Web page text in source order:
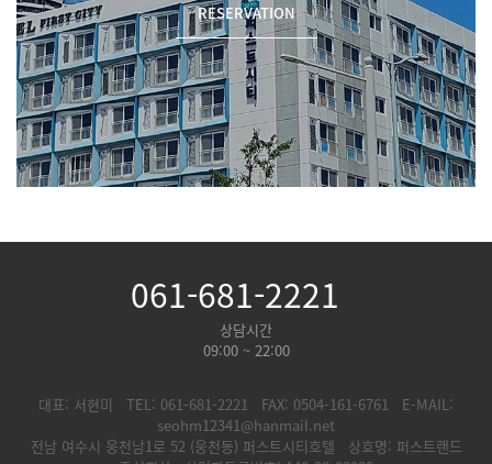
RESERVATION
061-681-2221
상담시간
09:00 ~ 22:00
대표: 서현미 TEL: 061-681-2221 FAX: 0504-161-6761
E-MAIL:
seohm12341@hanmail.net
전남 여수시 웅천남1로 52 (웅천동) 퍼스트시티호텔
상호명: 퍼스트랜드